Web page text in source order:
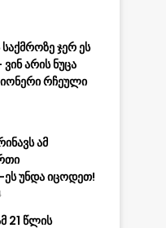
ჯერ ეს
არის ნუცა
რჩეული
ამ
უნდა იცოდეთ!
21 წლის